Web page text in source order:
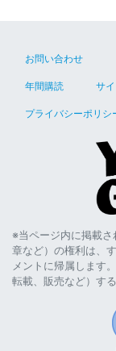
お問い合わせ
年間購読 サ
プライバシーポリシ
※当ページ内に掲載
章など）の権利は、
メントに帰属します
転載、販売など）す